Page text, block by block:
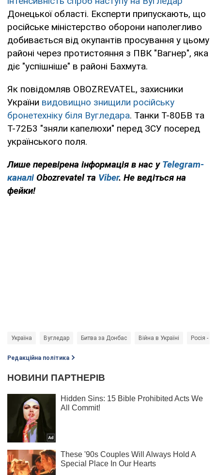
Донецької області. Експерти припускають, що
російське міністерство оборони наполегливо
добивається від окупантів просування у цьому
районі через протистояння з ПВК "Вагнер", яка
діє "успішніше" в районі Бахмута.
Як повідомляв OBOZREVATEL, захисники
України видовищно знищили російську
бронетехніку біля Вугледара. Танки Т-80БВ та
Т-72Б3 "зняли капелюхи" перед ЗСУ посеред
українського поля.
Лише перевірена інформація в нас у Telegram-
каналі Obozrevatel та Viber. Не ведіться на
фейки!
Україна Вугледар Битва за Донбас Війна в Україні Росія -
Редакційна політика